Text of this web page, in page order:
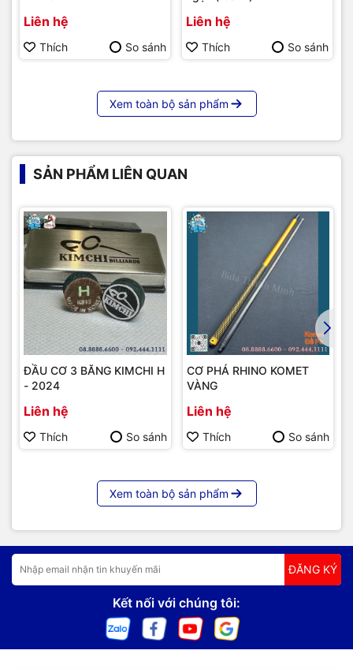
Liên hệ
Thích So sánh
Liên hệ
Thích So sánh
Xem toàn bộ sản phẩm
SẢN PHẨM LIÊN QUAN
ĐẦU CƠ 3 BĂNG KIMCHI H
- 2024
Liên hệ
Thích So sánh
CƠ PHÁ RHINO KOMET
VÀNG
Liên hệ
Thích So sánh
Xem toàn bộ sản phẩm
ĐĂNG KÝ
Kết nối với chúng tôi: